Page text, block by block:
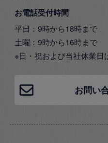
お電話受付時間
平日：9時から18時まで
土曜：9時から16時まで
※日・祝および当社休業日
お問い